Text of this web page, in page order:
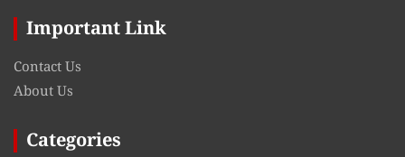
Important Link
Contact Us
About Us
Categories